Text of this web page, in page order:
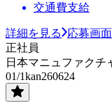
交通費支給
詳細を見る
応募画
正社員
日本マニュファクチ
01/1kan260624